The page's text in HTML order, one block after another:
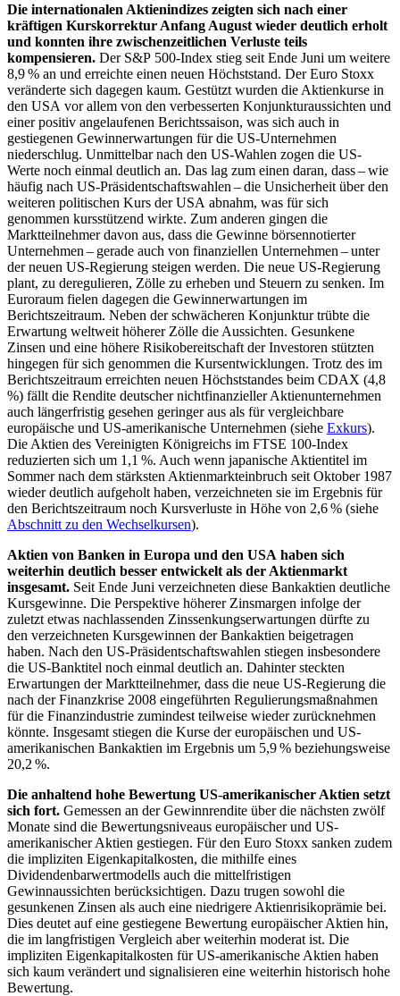
Die internationalen Aktienindizes zeigten sich nach einer
kräftigen Kurskorrektur Anfang August wieder deutlich erholt
und konnten ihre zwischenzeitlichen Verluste teils
kompensieren. Der S&P 500-Index stieg seit Ende Juni um weitere
8,9 % an und erreichte einen neuen Höchststand. Der Euro Stoxx
veränderte sich dagegen kaum. Gestützt wurden die Aktienkurse in
den USA vor allem von den verbesserten Konjunkturaussichten und
einer positiv angelaufenen Berichtssaison, was sich auch in
gestiegenen Gewinnerwartungen für die US-Unternehmen
niederschlug. Unmittelbar nach den US-Wahlen zogen die US-
Werte noch einmal deutlich an. Das lag zum einen daran, dass – wie
häufig nach US-Präsidentschaftswahlen – die Unsicherheit über den
weiteren politischen Kurs derUSA abnahm, was für sich
genommen kursstützend wirkte. Zum anderen gingen die
Marktteilnehmer davon aus, dass die Gewinne börsennotierter
Unternehmen – gerade auch von finanziellen Unternehmen – unter
der neuen US-Regierung steigen werden. Die neue US-Regierung
plant, zu deregulieren, Zölle zu erheben und Steuern zu senken. Im
Euroraum fielen dagegen die Gewinnerwartungen im
Berichtszeitraum. Neben der schwächeren Konjunktur trübte die
Erwartung weltweit höherer Zölle die Aussichten. Gesunkene
Zinsen und eine höhere Risikobereitschaft der Investoren stützten
hingegen für sich genommen die Kursentwicklungen. Trotz des im
Berichtszeitraum erreichten neuen Höchststandes beim CDAX (4,8
%) fällt die Rendite deutscher nichtfinanzieller Aktienunternehmen
auch längerfristig gesehen geringer aus als für vergleichbare
europäische und US-amerikanische Unternehmen (siehe Exkurs).
Die Aktien des Vereinigten Königreichs im FTSE 100-Index
reduzierten sich um 1,1 %. Auch wenn japanische Aktientitel im
Sommer nach dem stärksten Aktienmarkteinbruch seit Oktober 1987
wieder deutlich aufgeholt haben, verzeichneten sie im Ergebnis für
den Berichtszeitraum noch Kursverluste in Höhe von 2,6 % (siehe
Abschnitt zu den Wechselkursen).
Aktien von Banken in Europa und den USA haben sich
weiterhin deutlich besser entwickelt als der Aktienmarkt
insgesamt. Seit Ende Juni verzeichneten diese Bankaktien deutliche
Kursgewinne. Die Perspektive höherer Zinsmargen infolge der
zuletzt etwas nachlassenden Zinssenkungserwartungen dürfte zu
den verzeichneten Kursgewinnen der Bankaktien beigetragen
haben. Nach den US-Präsidentschaftswahlen stiegen insbesondere
die US-Banktitel noch einmal deutlich an. Dahinter steckten
Erwartungen der Marktteilnehmer, dass die neue US-Regierung die
nach der Finanzkrise 2008 eingeführten Regulierungsmaßnahmen
für die Finanzindustrie zumindest teilweise wieder zurücknehmen
könnte. Insgesamt stiegen die Kurse der europäischen und US-
amerikanischen Bankaktien im Ergebnis um 5,9 % beziehungsweise
20,2 %.
Die anhaltend hohe Bewertung US-amerikanischer Aktien setzt
sich fort. Gemessen an der Gewinnrendite über die nächsten zwölf
Monate sind die Bewertungsniveaus europäischer und US-
amerikanischer Aktien gestiegen. Für den Euro Stoxx sanken zudem
die impliziten Eigenkapitalkosten, die mithilfe eines
Dividendenbarwertmodells auch die mittelfristigen
Gewinnaussichten berücksichtigen. Dazu trugen sowohl die
gesunkenen Zinsen als auch eine niedrigere Aktienrisikoprämie bei.
Dies deutet auf eine gestiegene Bewertung europäischer Aktien hin,
die im langfristigen Vergleich aber weiterhin moderat ist. Die
impliziten Eigenkapitalkosten fürUS-amerikanische Aktien haben
sich kaum verändert und signalisieren eine weiterhin historisch hohe
Bewertung.